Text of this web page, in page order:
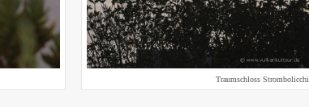
Traumschloss